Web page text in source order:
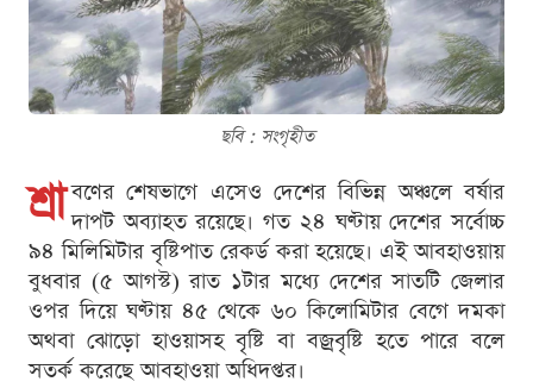
ছবি : সংগৃহীত
শ্রা বণের শেষভাগে এসেও দেশের বিভিন্ন অঞ্চলে বর্ষার
দাপট অব্যাহত রয়েছে। গত ২৪ ঘণ্টায় দেশের সর্বোচ্চ
৯৪ মিলিমিটার বৃষ্টিপাত রেকর্ড করা হয়েছে। এই আবহাওয়ায়
বুধবার (৫ আগস্ট) রাত ১টার মধ্যে দেশের সাতটি জেলার
ওপর দিয়ে ঘণ্টায় ৪৫ থেকে ৬০ কিলোমিটার বেগে দমকা
অথবা ঝোড়ো হাওয়াসহ বৃষ্টি বা বজ্রবৃষ্টি হতে পারে বলে
সতর্ক করেছে আবহাওয়া অধিদপ্তর।